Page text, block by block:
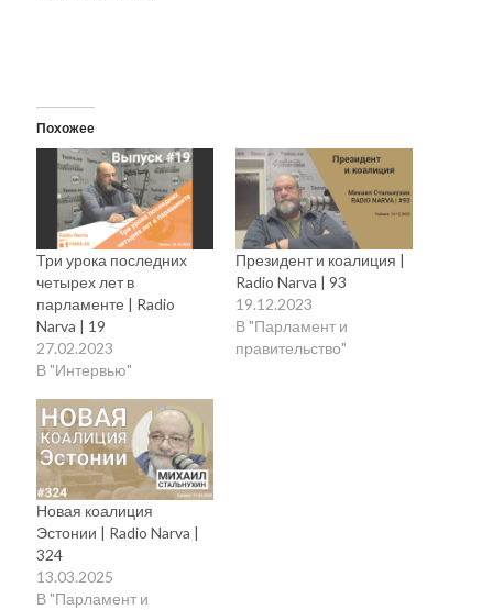
Похожее
Три урока последних
четырех лет в
парламенте | Radio
Narva | 19
27.02.2023
В "Интервью"
Президент и коалиция |
Radio Narva | 93
19.12.2023
В "Парламент и
правительство"
Новая коалиция
Эстонии | Radio Narva |
324
13.03.2025
В "Парламент и